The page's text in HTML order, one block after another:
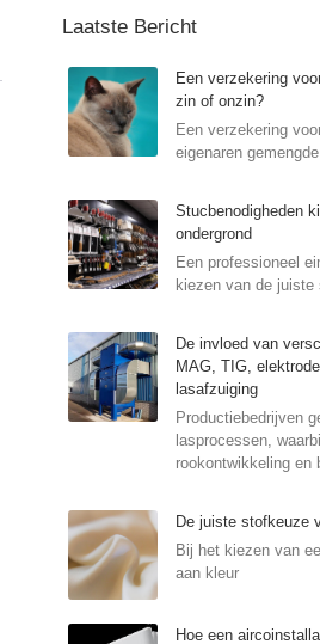
Laatste Bericht
Een verzekering
zin of onzin?
Een verzekering
eigenaren
Stucbenodigheden
ondergrond
Een professioneel
kiezen van de juiste
De invloed van
MAG, TIG,
lasafzuiging
Productiebedrijven
lasprocessen,
rookontwikkeling en
De juiste stofkeuze
Bij het kiezen van
aan kleur
Hoe een